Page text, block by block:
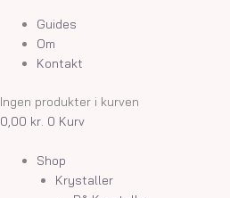
Guides
Om
Kontakt
Ingen produkter i kurven
0,00 kr. 0 Kurv
Shop
Krystaller